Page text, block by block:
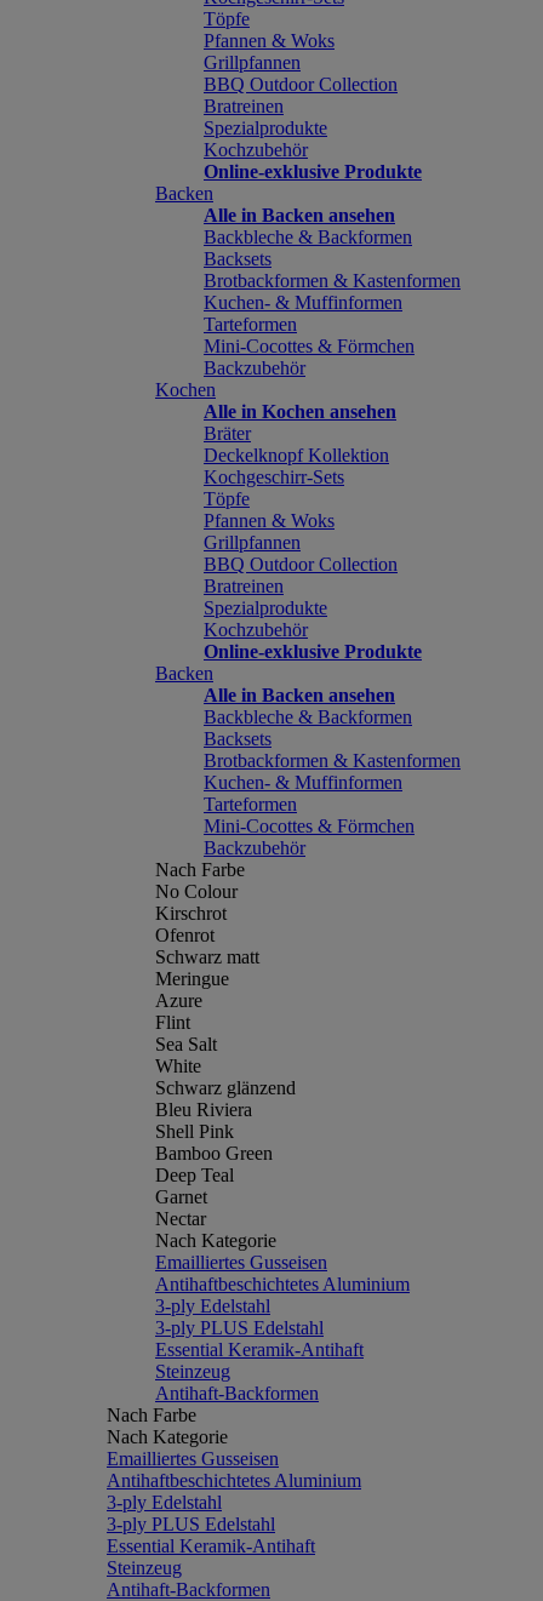
Töpfe
Pfannen & Woks
Grillpfannen
BBQ Outdoor Collection
Bratreinen
Spezialprodukte
Kochzubehör
Online-exklusive Produkte
Backen
Alle in Backen ansehen
Backbleche & Backformen
Backsets
Brotbackformen & Kastenformen
Kuchen- & Muffinformen
Tarteformen
Mini-Cocottes & Förmchen
Backzubehör
Kochen
Alle in Kochen ansehen
Bräter
Deckelknopf Kollektion
Kochgeschirr-Sets
Töpfe
Pfannen & Woks
Grillpfannen
BBQ Outdoor Collection
Bratreinen
Spezialprodukte
Kochzubehör
Online-exklusive Produkte
Backen
Alle in Backen ansehen
Backbleche & Backformen
Backsets
Brotbackformen & Kastenformen
Kuchen- & Muffinformen
Tarteformen
Mini-Cocottes & Förmchen
Backzubehör
Nach Farbe
No Colour
Kirschrot
Ofenrot
Schwarz matt
Meringue
Azure
Flint
Sea Salt
White
Schwarz glänzend
Bleu Riviera
Shell Pink
Bamboo Green
Deep Teal
Garnet
Nectar
Nach Kategorie
Emailliertes Gusseisen
Antihaftbeschichtetes Aluminium
3-ply Edelstahl
3-ply PLUS Edelstahl
Essential Keramik-Antihaft
Steinzeug
Antihaft-Backformen
Nach Farbe
Nach Kategorie
Emailliertes Gusseisen
Antihaftbeschichtetes Aluminium
3-ply Edelstahl
3-ply PLUS Edelstahl
Essential Keramik-Antihaft
Steinzeug
Antihaft-Backformen